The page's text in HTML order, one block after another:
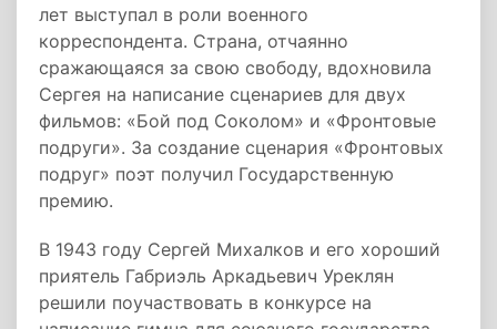
лет выступал в роли военного
корреспондента. Страна, отчаянно
сражающаяся за свою свободу, вдохновила
Сергея на написание сценариев для двух
фильмов: «Бой под Соколом» и «Фронтовые
подруги». За создание сценария «Фронтовых
подруг» поэт получил Государственную
премию.
В 1943 году Сергей Михалков и его хороший
приятель Габриэль Аркадьевич Уреклян
решили поучаствовать в конкурсе на